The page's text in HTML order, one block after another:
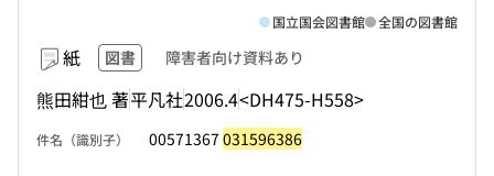
紙 図書 障害者向け資料あり
熊田紺也 著平凡社2006.4<DH475-H558>
国立国会図書館 全国の図書館
件名（識別子） 00571367 031596386